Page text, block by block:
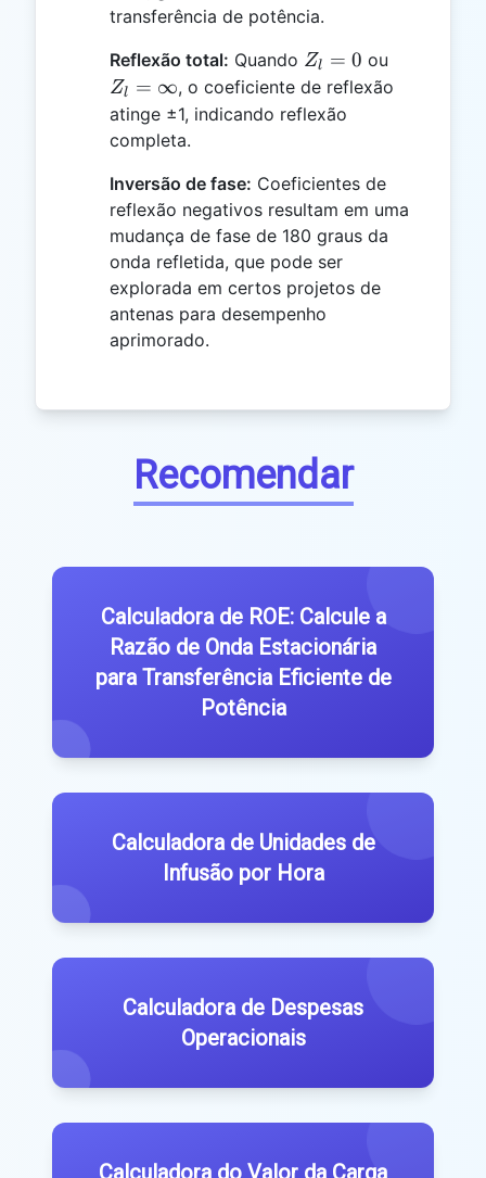
transferência de potência.
Reflexão total: Quando Z_l
=
0
Zl = 0 ou
\infty
Zl = ∞, o coeficiente de reflexão
atinge ±1, indicando reflexão
completa.
Inversão de fase: Coeficientes de
reflexão negativos resultam em uma
mudança de fase de 180 graus da
onda refletida, que pode ser
explorada em certos projetos de
antenas para desempenho
aprimorado.
Recomendar
Calculadora de ROE: Calcule a
Razão de Onda Estacionária
para Transferência Eficiente de
Potência
Calculadora de Unidades de
Infusão por Hora
Calculadora de Despesas
Operacionais